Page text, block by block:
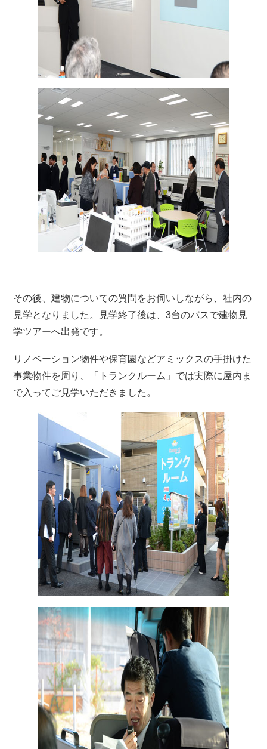
その後、建物についての質問をお伺いしながら、社内の
見学となりました。見学終了後は、3台のバスで建物見
学ツアーへ出発です。
リノベーション物件や保育園などアミックスの手掛けた
事業物件を周り、「トランクルーム」では実際に屋内ま
で入ってご見学いただきました。